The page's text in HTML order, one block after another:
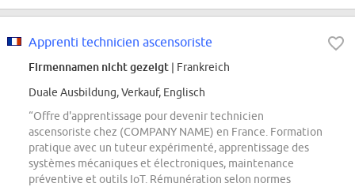
Apprenti technicien ascensoriste
Firmennamen nicht gezeigt | Frankreich
Duale Ausbildung, Verkauf, Englisch
“Offre d'apprentissage pour devenir technicien
ascensoriste chez (COMPANY NAME) en France. Formation
pratique avec un tuteur expérimenté, apprentissage des
systèmes mécaniques et électroniques, maintenance
préventive et outils IoT. Rémunération selon normes